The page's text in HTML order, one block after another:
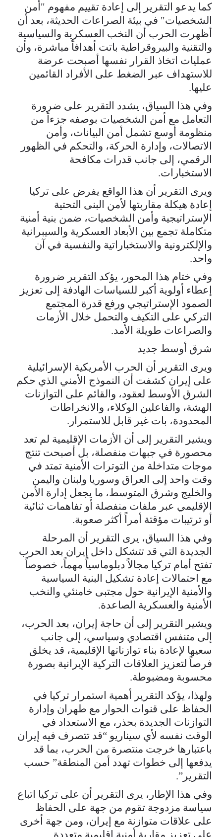
كما يدعو التقرير إلى إعادة تقييم مفهوم "أمن
الشخصيات" في بيئة الصراعات الحديثة، بعد أن
أظهرت الحرب أن النخب العسكرية والسياسية
والتقنية والبيروقراطية باتت أهدافاً مباشرة، وأن
عمليات اتخاذ القرار نفسها أصبحت عرضة
للاستهداف عبر الضغط على الأفراد القائمين
عليها.
وفي هذا السياق، يشدد التقرير على ضرورة
التعامل مع أمن الشخصيات بوصفه جزءاً من
منظومة أوسع تشمل أمن البيانات، وأمن
الاتصالات، وإدارة الحركة، والتحكم في الظهور
الرقمي، إلى جانب قدرات مكافحة
الاستخبارات.
ويرى التقرير أن هذا الواقع يفرض على تركيا
إعادة هيكلة مقاربتها لأمن البنى التحتية
الإستراتيجية وأمن الشخصيات، ضمن بنية أمنية
متكاملة تجمع بين الأبعاد العسكرية والسيبرانية
والإلكترونية والاستخباراتية والنفسية في آن
واحد.
وفي ختام هذا المحور، يؤكد التقرير ضرورة
إعطاء أولوية أكبر للسياسات الهادفة إلى تعزيز
الصمود الإستراتيجي ورفع قدرة المجتمع
التركي على التكيف والتحمل خلال الأزمات
والصراعات طويلة الأمد.
شرق أوسط جديد
ويرى التقرير أن الحرب الأمريكية الإسرائيلية
على إيران كشفت أن النموذج الأمني الذي حكم
الشرق الأوسط لعقود، والقائم على التوازنات
الهشة، والفاعلين الوكلاء، والانخراطات
المحدودة، بات غير قابل للاستمرار.
ويشير التقرير إلى أن الأزمات الإقليمية لم تعد
محصورة في جبهات منفصلة، بل أصبحت تنتج
موجات متداخلة من التوترات الأمنية تمتد في
وقت واحد إلى العراق وسوريا ولبنان واليمن
والخليج وشرق المتوسط، ما يجعل إدارة الأمن
الإقليمي عبر ملفات منفصلة أو تفاهمات ثنائية
أو ترتيبات مؤقتة أمراً أكثر صعوبة.
وفي هذا السياق، يرى التقرير أن المرحلة
الجديدة التي قد تتشكل داخل إيران بعد الحرب
تفتح أمام تركيا مجالاً دبلوماسياً مهماً، خصوصاً
مع احتمالات إعادة تشكيل البنية السياسية
والأمنية الإيرانية حول مجتبى خامنئي والنخب
الأمنية والعسكرية الصاعدة.
ويشير التقرير إلى أن حاجة إيران، بعد الحرب،
إلى متنفس اقتصادي وسياسي، إلى جانب
سعيها لإعادة بناء توازناتها الإقليمية، قد يخلق
فرصاً لتعزيز العلاقات التركية الإيرانية بصورة
محسوبة ومضبوطة.
ولهذا، يؤكد التقرير أهمية استمرار تركيا في
الحفاظ على قنوات الحوار مع طهران وإدارة
التوازنات الجديدة بحذر، مع الاستعداد في
الوقت نفسه لأي سيناريو “قد تتصرف فيه إيران
باعتبارها خرجت منتصرة من الحرب، بما قد
يدفعها إلى خطوات تهدد أمن المنطقة” حسب
التقرير”.
وفي هذا الإطار، يرى التقرير أن على تركيا اتباع
سياسة مزدوجة تقوم من جهة على الحفاظ
على علاقات متوازنة مع إيران، ومن جهة أخرى
على تعزيز مقاربة أمنية إقليمية متعددة